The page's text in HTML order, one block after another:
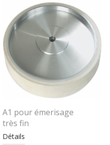
A1 pour émerisage
très fin
Détails